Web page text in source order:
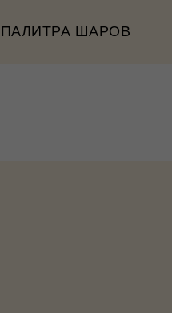
ПАЛИТРА ШАРОВ